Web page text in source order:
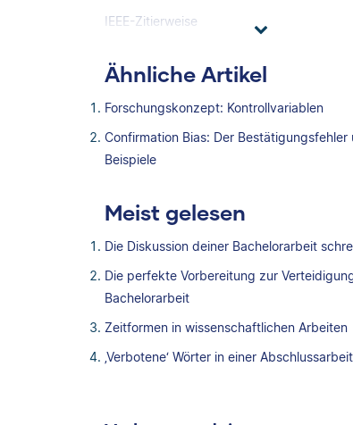
IEEE-Zitierweise
Ähnliche Artikel
Forschungskonzept: Kontrollvariablen
Confirmation Bias: Der Bestätigungsfehler
Beispiele
Meist gelesen
Die Diskussion deiner Bachelorarbeit
Die perfekte Vorbereitung zur
Bachelorarbeit
Zeitformen in wissenschaftlichen Arbeiten
‚Verbotene‘ Wörter in einer Abschlussarbeit